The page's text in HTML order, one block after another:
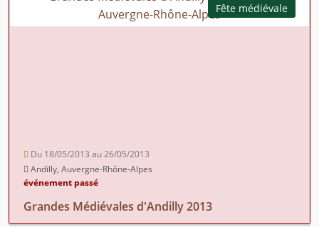
Fête médiévale
Du 18/05/2013 au 26/05/2013
Andilly, Auvergne-Rhône-Alpes
événement passé
Grandes Médiévales d'Andilly 2013